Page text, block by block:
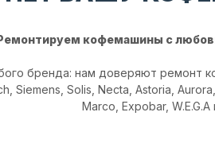
кофемашины с
бренда: нам доверяют ремонт
Siemens, Solis, Necta, Astoria,
Marco, Expobar, W.E.G.A